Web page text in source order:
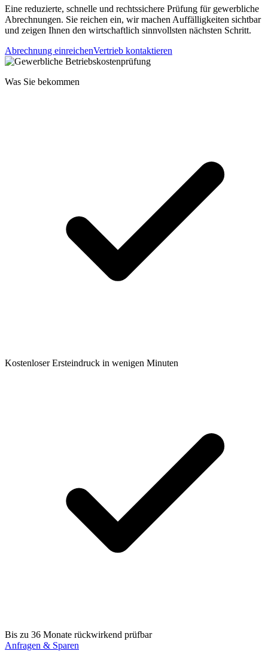
Eine reduzierte, schnelle und rechtssichere Prüfung für gewerbliche
Abrechnungen. Sie reichen ein, wir machen Auffälligkeiten sichtbar
und zeigen Ihnen den wirtschaftlich sinnvollsten nächsten Schritt.
Abrechnung einreichenVertrieb kontaktieren
Was Sie bekommen
Kostenloser Ersteindruck in wenigen Minuten
Bis zu 36 Monate rückwirkend prüfbar
Anfragen & Sparen